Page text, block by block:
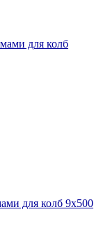
для колб
для колб 9х500